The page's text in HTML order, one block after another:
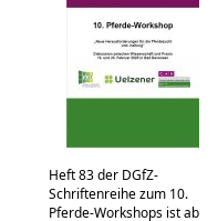
Heft 83 der DGfZ-
Schriftenreihe zum 10.
Pferde-Workshops ist ab